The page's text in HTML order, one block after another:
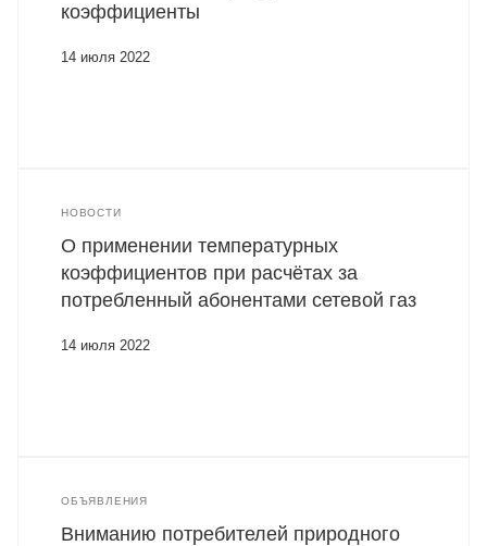
коэффициенты
14 июля 2022
НОВОСТИ
О применении температурных
коэффициентов при расчётах за
потребленный абонентами сетевой газ
14 июля 2022
ОБЪЯВЛЕНИЯ
Вниманию потребителей природного